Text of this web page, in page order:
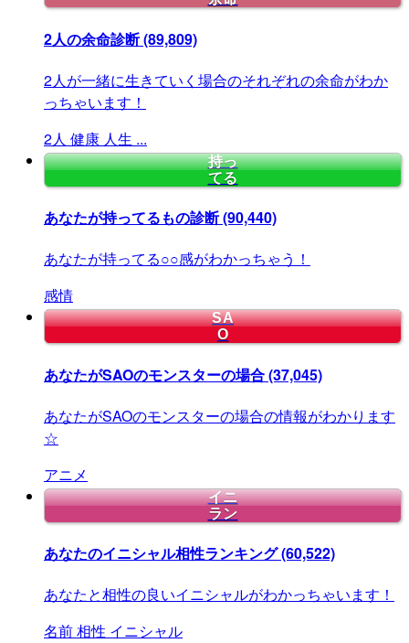
2人の余命診断(89,809)
2人が一緒に生きていく場合のそれぞれの余命がわか
っちゃいます！
2人 健康 人生 ...
持っ
てる
あなたが持ってるもの診断(90,440)
あなたが持ってる○○感がわかっちゃう！
感情
SA
O
あなたがSAOのモンスターの場合(37,045)
あなたがSAOのモンスターの場合の情報がわかります
☆
アニメ
イニ
ラン
あなたのイニシャル相性ランキング(60,522)
あなたと相性の良いイニシャルがわかっちゃいます！
名前相性 イニシャル